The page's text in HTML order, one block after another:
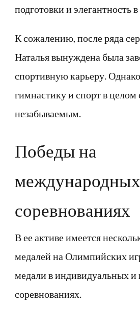
подготовки и элегантность
К сожалению, после ряда
Наталья вынуждена была
спортивную карьеру.
гимнастику и спорт в целом
незабываемым.
Победы на
международных
соревнованиях
В ее активе имеется
медалей на Олимпийских
медали в индивидуальных
соревнованиях.